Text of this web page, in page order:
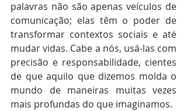
palavras não são apenas veículos de
comunicação; elas têm o poder de
transformar contextos sociais e até
mudar vidas. Cabe a nós, usá-las com
precisão e responsabilidade, cientes
de que aquilo que dizemos molda o
mundo de maneiras muitas vezes
mais profundas do que imaginamos.